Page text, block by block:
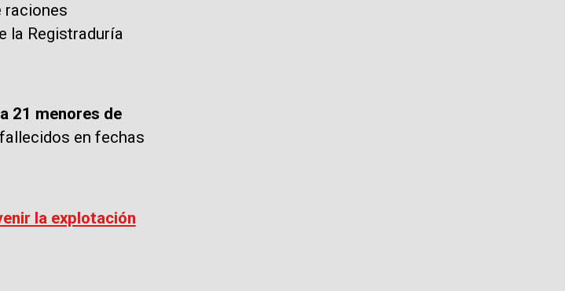
raciones
la Registraduría
21 menores de
en fechas
la explotación